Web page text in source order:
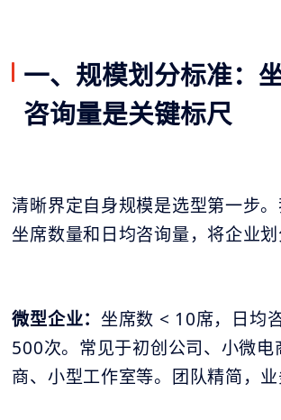
一、规模划分标准：
咨询量是关键标尺
清晰界定自身规模是选型第一步
坐席数量和日均咨询量，将企业划
微型企业： 坐席数 < 10席，日均
500次。常见于初创公司、小微电
商、小型工作室等。团队精简，业